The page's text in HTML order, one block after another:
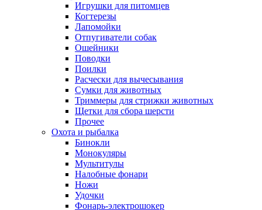
Игрушки для питомцев
Когтерезы
Лапомойки
Отпугиватели собак
Ошейники
Поводки
Поилки
Расчески для вычесывания
Сумки для животных
Триммеры для стрижки животных
Щетки для сбора шерсти
Прочее
Охота и рыбалка
Бинокли
Монокуляры
Мультитулы
Налобные фонари
Ножи
Удочки
Фонарь-электрошокер